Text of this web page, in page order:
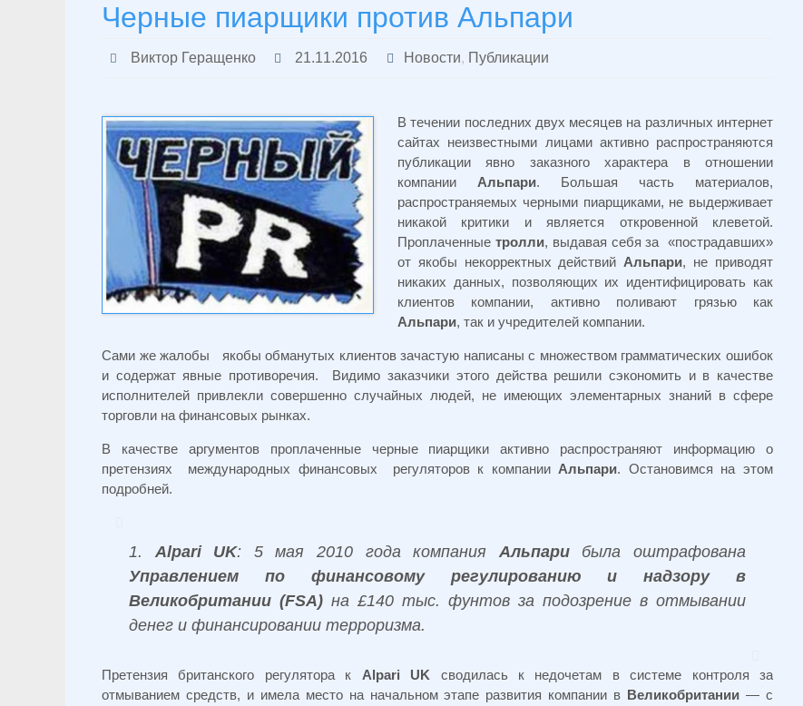
Черные пиарщики против Альпари
Виктор Геращенко 21.11.2016 Новости, Публикации
В течении последних двух месяцев на различных интернет
сайтах неизвестными лицами активно распространяются
публикации явно заказного характера в отношении
компании Альпари. Большая часть материалов,
распространяемых черными пиарщиками, не выдерживает
никакой критики и является откровенной клеветой.
Проплаченные тролли, выдавая себя за «пострадавших»
от якобы некорректных действий Альпари, не приводят
никаких данных, позволяющих их идентифицировать как
клиентов компании, активно поливают грязью как
Альпари, так и учредителей компании.
Сами же жалобы якобы обманутых клиентов зачастую написаны с множеством грамматических ошибок
и содержат явные противоречия. Видимо заказчики этого действа решили сэкономить и в качестве
исполнителей привлекли совершенно случайных людей, не имеющих элементарных знаний в сфере
торговли на финансовых рынках.
В качестве аргументов проплаченные черные пиарщики активно распространяют информацию о
претензиях международных финансовых регуляторов к компании Альпари. Остановимся на этом
подробней.
1. Alpari UK: 5 мая 2010 года компания Альпарибыла оштрафована
Управлением по финансовому регулированию и надзору в
Великобритании (FSA) на £140 тыс. фунтов за подозрение в отмывании
денег и финансировании терроризма.
Претензия британского регулятора к Alpari UK сводилась к недочетам в системе контроля за
отмыванием средств, и имела место на начальном этапе развития компании в Великобритании — с